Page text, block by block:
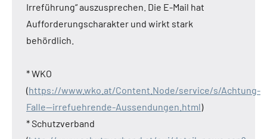
Irreführung“ auszusprechen. Die E-Mail hat
Aufforderungscharakter und wirkt stark
behördlich.
* WKO
(https://www.wko.at/Content.Node/service/s/Achtung-
Falle—irrefuehrende-Aussendungen.html)
* Schutzverband